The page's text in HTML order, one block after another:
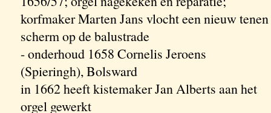
korfmaker Marten Jans vlocht een nieuw tenen
scherm op de balustrade
- onderhoud 1658 Cornelis Jeroens
(Spieringh), Bolsward
in 1662 heeft kistemaker Jan Alberts aan het
orgel gewerkt